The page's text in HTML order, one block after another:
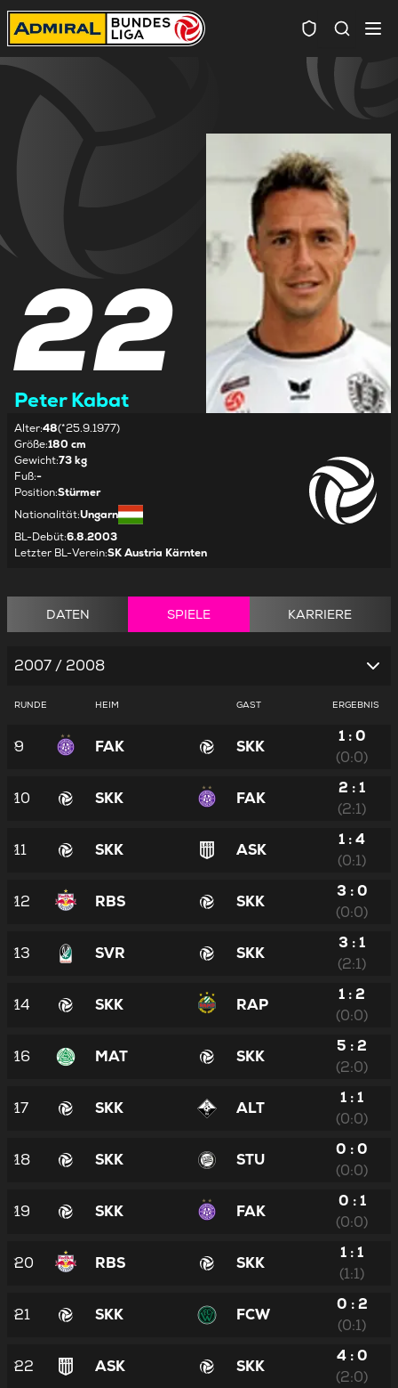
22
Peter Kabat
Alter:48(*25.9.1977)
Größe:180 cm
Gewicht:73 kg
Fuß:-
Position:Stürmer
Nationalität:Ungarn
BL-Debüt:6.8.2003
Letzter BL-Verein:SK Austria Kärnten
DATEN SPIELE KARRIERE
2007 / 2008
RUNDE HEIM GAST ERGEBNIS
9 FAK SKK
1 : 0
(0:0)
10 SKK FAK
2 : 1
(2:1)
11 SKK ASK
1 : 4
(0:1)
12 RBS SKK
3 : 0
(0:0)
13 SVR SKK
3 : 1
(2:1)
14 SKK RAP
1 : 2
(0:0)
16 MAT SKK
5 : 2
(2:0)
17 SKK ALT
1 : 1
(0:0)
18 SKK STU
0 : 0
(0:0)
19 SKK FAK
0 : 1
(0:0)
20 RBS SKK
1 : 1
(1:1)
21 SKK FCW
0 : 2
(0:1)
22 ASK SKK
4 : 0
(2:0)